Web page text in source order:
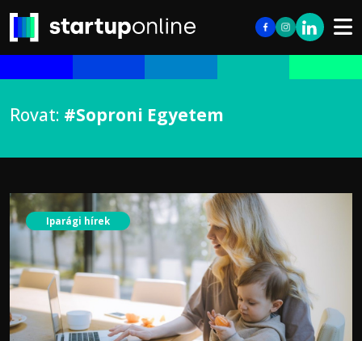
Rovat: #Soproni Egyetem
Iparági hírek